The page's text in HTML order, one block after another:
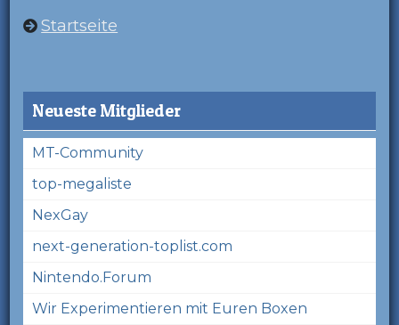
Startseite
Neueste Mitglieder
MT-Community
top-megaliste
NexGay
next-generation-toplist.com
Nintendo.Forum
Wir Experimentieren mit Euren Boxen